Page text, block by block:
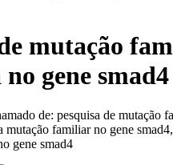
mutação
no gene smad4
de: pesquisa de mutação
mutação familiar no gene
gene smad4